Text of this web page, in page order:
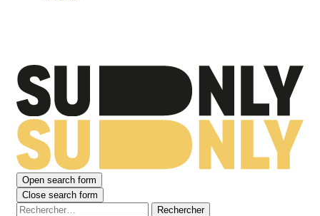
Open search form
Close search form
Rechercher :